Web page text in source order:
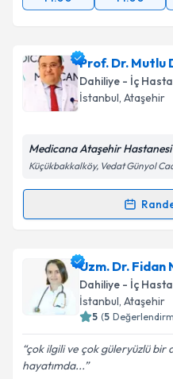
Prof. Dr. Mutlu
Dahiliye - İç
İstanbul, Ataşehir
Medicana Ataşehir Hastanesi
Küçükbakkalköy, Vedat Günyol
Randevu Takvimi
Prof. Dr. Mutlu
oluşturun. Size bu
takvim
Uzm. Dr.
Dahiliye - İç
İstanbul, Ataşehir
5 (5
çok ilgili ve çok güleryüzlü bir
hayatımda...